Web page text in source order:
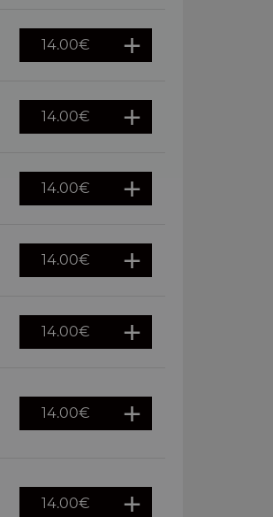
14.00€
14.00€
14.00€
14.00€
14.00€
14.00€
14.00€